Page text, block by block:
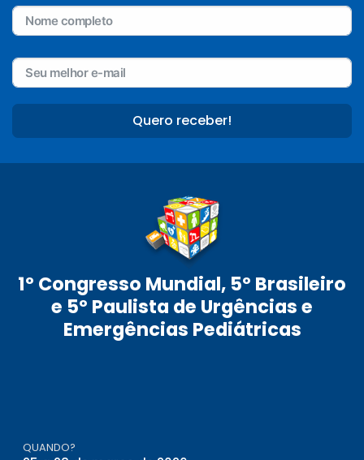
Quero receber!
1º Congresso Mundial, 5º Brasileiro
e 5º Paulista de Urgências e
Emergências Pediátricas
QUANDO?